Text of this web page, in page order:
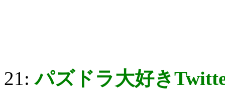
21:パズドラ大好き